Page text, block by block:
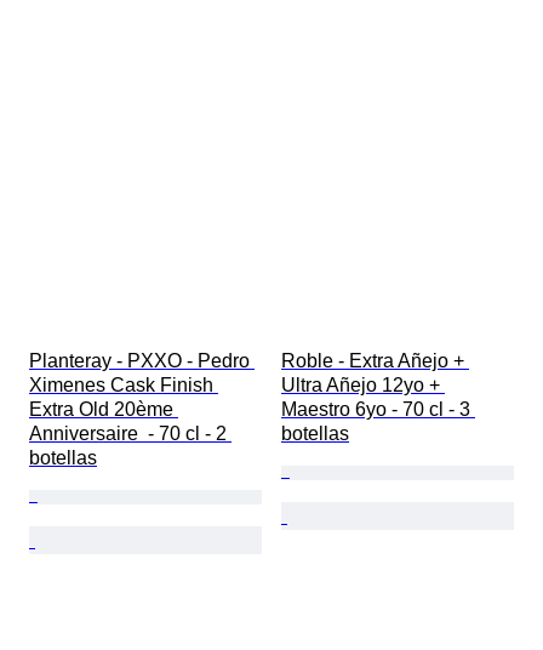
Planteray - PXXO - Pedro
Ximenes Cask Finish
Extra Old 20ème
Anniversaire  - 70 cl - 2
botellas
Roble - Extra Añejo +
Ultra Añejo 12yo +
Maestro 6yo - 70 cl - 3
botellas